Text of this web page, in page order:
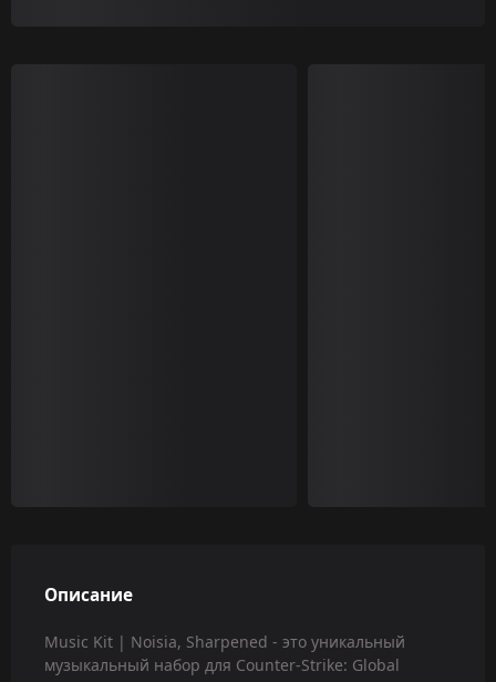
Описание
Music Kit | Noisia, Sharpened - это уникальный
музыкальный набор для Counter-Strike: Global